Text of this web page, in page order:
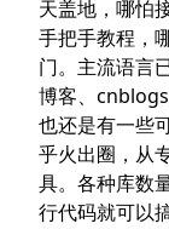
天盖地，哪怕
手把手教程，
门。主流语言
博客、
也还是有一些
乎火出圈，从
具。各种库数
行代码就可以